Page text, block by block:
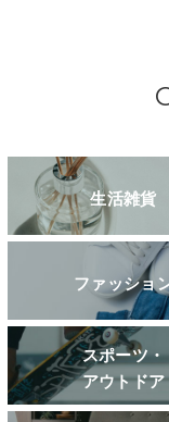
生活雑貨
ファッショ
スポーツ・
アウトドア